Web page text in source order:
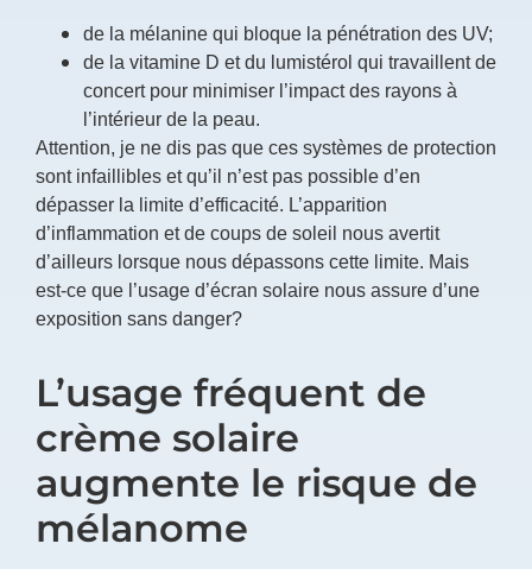
de la mélanine qui bloque la pénétration des UV;
de la vitamine D et du lumistérol qui travaillent de
concert pour minimiser l’impact des rayons à
l’intérieur de la peau.
Attention, je ne dis pas que ces systèmes de protection
sont infaillibles et qu’il n’est pas possible d’en
dépasser la limite d’efficacité. L’apparition
d’inflammation et de coups de soleil nous avertit
d’ailleurs lorsque nous dépassons cette limite. Mais
est-ce que l’usage d’écran solaire nous assure d’une
exposition sans danger?
L’usage fréquent de
crème solaire
augmente le risque de
mélanome